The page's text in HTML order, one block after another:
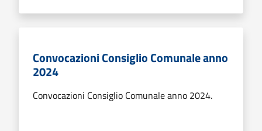
Convocazioni Consiglio Comunale anno
2024
Convocazioni Consiglio Comunale anno 2024.